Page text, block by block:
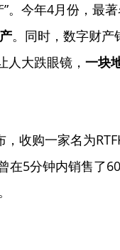
今年4月份，最
。同时，数字财产
人大跌眼镜， 一块
，收购一家名为
在5分钟内销售了